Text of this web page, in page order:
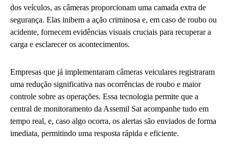
dos veículos, as câmeras proporcionam uma camada extra de
segurança. Elas inibem a ação criminosa e, em caso de roubo ou
acidente, fornecem evidências visuais cruciais para recuperar a
carga e esclarecer os acontecimentos.
Empresas que já implementaram câmeras veiculares registraram
uma redução significativa nas ocorrências de roubo e maior
controle sobre as operações. Essa tecnologia permite que a
central de monitoramento da Assemil Sat acompanhe tudo em
tempo real, e, caso algo ocorra, os alertas são enviados de forma
imediata, permitindo uma resposta rápida e eficiente.